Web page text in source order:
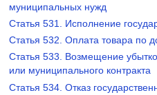
муниципальных нужд
Статья 531. Исполнение
Статья 532. Оплата товара по
Статья 533. Возмещение
или муниципального контракта
Статья 534. Отказ